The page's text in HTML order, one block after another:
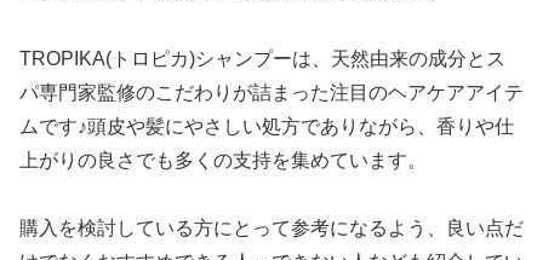
TROPIKA(トロピカ)シャンプーは、天然由来の成分とス
パ専門家監修のこだわりが詰まった注目のヘアケアアイテ
ムです♪頭皮や髪にやさしい処方でありながら、香りや仕
上がりの良さでも多くの支持を集めています。
購入を検討している方にとって参考になるよう、良い点だ